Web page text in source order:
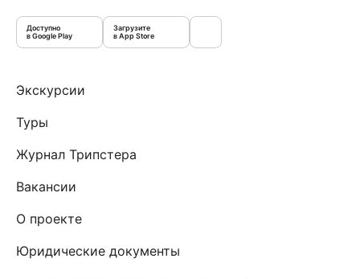
Доступно
в Google Play
Загрузите
в App Store
Экскурсии
Туры
Журнал Трипстера
Вакансии
О проекте
Юридические документы